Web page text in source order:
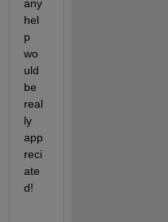
any
hel
p
wo
uld
be
real
ly
app
reci
ate
d!